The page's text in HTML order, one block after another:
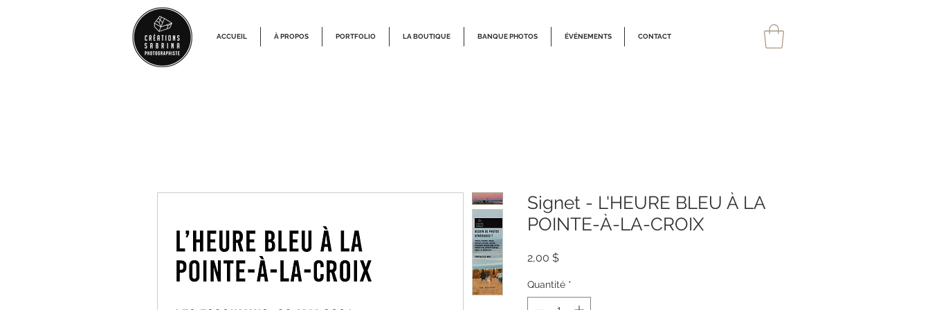
ACCUEIL À PROPOS PORTFOLIO LA BOUTIQUE BANQUE PHOTOS ÉVÉNEMENTS CONTACT
Signet - L'HEURE BLEU À LA
POINTE-À-LA-CROIX
2,00 $Prix
Quantité *